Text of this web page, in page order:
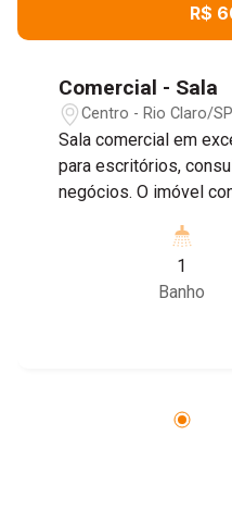
R$
Comercial - Sala
Centro - Rio Claro/SP
Sala comercial em
para escritórios,
negócios. O imóvel
praticidade para o dia
oportunidade para
funcional em uma
1
Banho